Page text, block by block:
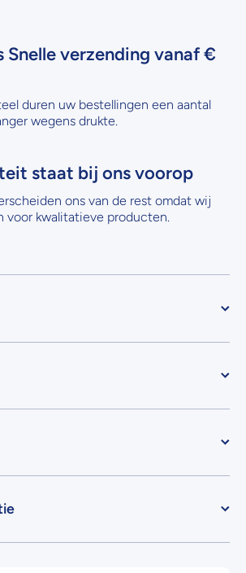
Snelle verzending vanaf €
duren uw bestellingen een aantal
wegens drukte.
staat bij ons voorop
ons van de rest omdat wij
voor kwalitatieve producten.